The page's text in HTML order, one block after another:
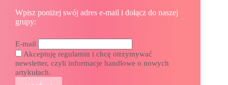
Wpisz poniżej swój adres e-mail i dołącz do naszej
grupy:
E-mail
Akceptuję regulamin i chcę otrzymywać
newsletter, czyli informacje handlowe o nowych
artykułach.